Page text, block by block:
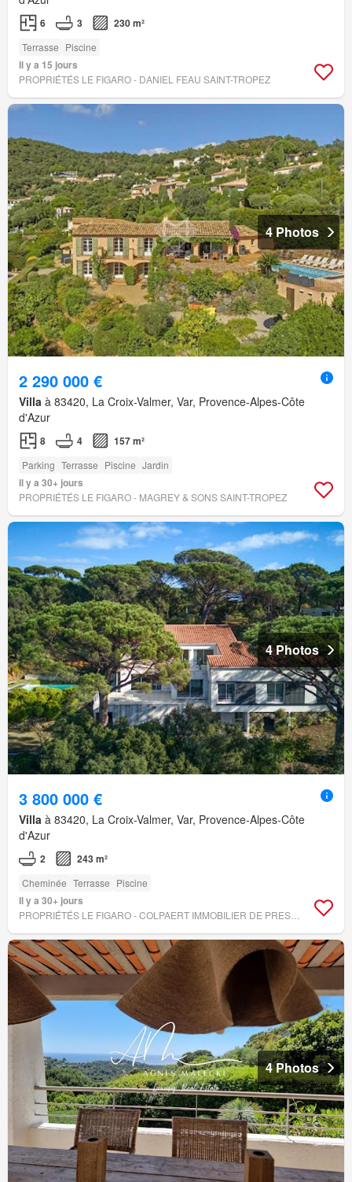
6 3 230 m²
Terrasse Piscine
Il y a 15 jours
PROPRIÉTÉS LE FIGARO - DANIEL FEAU SAINT-TROPEZ
4 Photos
2 290 000 €
Villa à 83420, La Croix-Valmer, Var, Provence-Alpes-Côte
d'Azur
8 4 157 m²
Parking Terrasse Piscine Jardin
Il y a 30+ jours
PROPRIÉTÉS LE FIGARO - MAGREY & SONS SAINT-TROPEZ
4 Photos
3 800 000 €
Villa à 83420, La Croix-Valmer, Var, Provence-Alpes-Côte
d'Azur
2 243 m²
Cheminée Terrasse Piscine
Il y a 30+ jours
4 Photos